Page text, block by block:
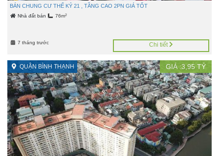
BÁN CHUNG CƯ THẾ KỶ 21 , TẦNG CAO 2PN GIÁ TỐT
Nhà đất bán 76m2
7 tháng trước Chi tiết
QUẬN BÌNH THẠNH GIÁ :3,95 TỶ